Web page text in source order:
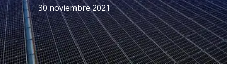
30 noviembre 2021